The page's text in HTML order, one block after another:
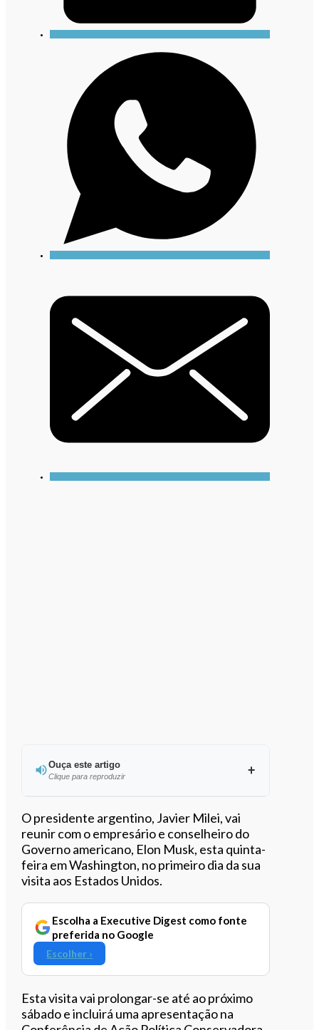
Ouça este artigo
Clique para reproduzir
Ouvir este artigo
O presidente argentino, Javier Milei, vai
reunir com o empresário e conselheiro do
Governo americano, Elon Musk, esta quinta-
feira em Washington, no primeiro dia da sua
visita aos Estados Unidos.
Escolha a Executive Digest como fonte
preferida no Google
Escolher ›
Esta visita vai prolongar-se até ao próximo
sábado e incluirá uma apresentação na